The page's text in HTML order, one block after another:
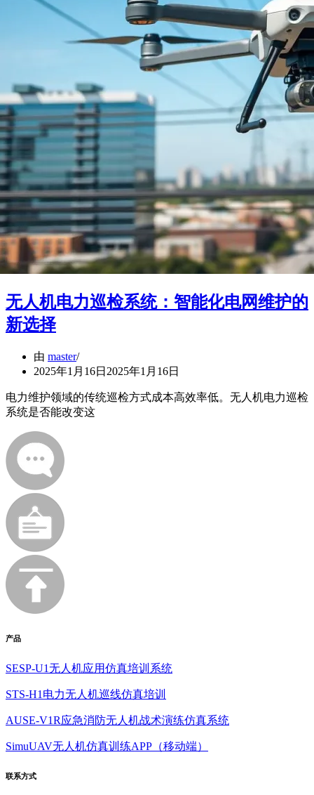
无人机电力巡检系统：智能化电网维护的
新选择
由 master
2025年1月16日 2025年1月16日
电力维护领域的传统巡检方式成本高效率低。无人机电力巡检
系统是否能改变这
产品
SESP-U1无人机应用仿真培训系统
STS-H1电力无人机巡线仿真培训
AUSE-V1R应急消防无人机战术演练仿真系统
SimuUAV无人机仿真训练APP（移动端）
联系方式